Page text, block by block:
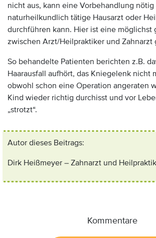
nicht aus, kann eine Vorbehandlung
naturheilkundlich tätige Hausarzt oder
durchführen kann. Hier ist eine möglichst
zwischen Arzt/Heilpraktiker und Zahnarzt
So behandelte Patienten berichten z.B.
Haarausfall aufhört, das Kniegelenk nicht
obwohl schon eine Operation angeraten
Kind wieder richtig durchisst und vor
„strotzt“.
Autor dieses Beitrags:
Dirk Heißmeyer – Zahnarzt und
Kommentare